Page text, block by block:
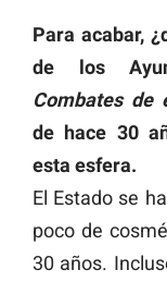
Para acabar,
de los
Combates de
de hace 30
esta esfera.
El Estado se
poco de
30 años.